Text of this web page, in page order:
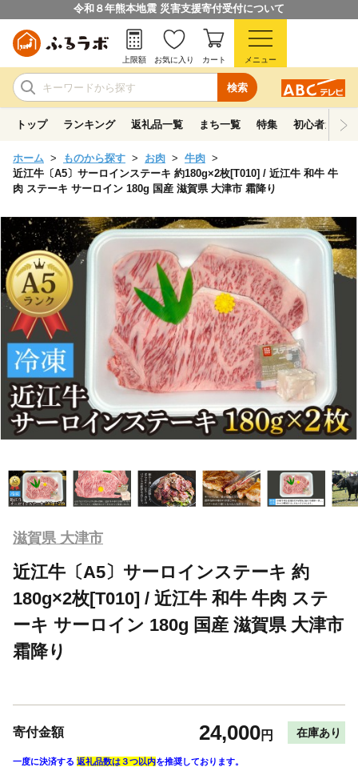
令和８年熊本地震 災害支援寄付受付について
検索
上限額 お気に入り カート メニュー
トップ ランキング 返礼品一覧 まち一覧 特集 初心者ガイド
ホーム ものから探す お肉
牛肉
近江牛〔A5〕サーロインステーキ 約180g×2枚[T010] / 近江牛 和牛 牛
肉 ステーキ サーロイン 180g 国産 滋賀県 大津市 霜降り
滋賀県 大津市
近江牛〔A5〕サーロインステーキ 約
180g×2枚[T010] / 近江牛 和牛 牛肉 ステ
ーキ サーロイン 180g 国産 滋賀県 大津市
霜降り
寄付金額 24,000円 在庫あり
一度に決済する 返礼品数は３つ以内を推奨しております。